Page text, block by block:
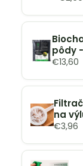
pôdy
€13,60
na
€3,96